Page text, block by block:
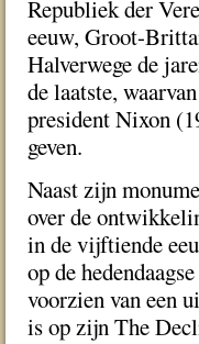
Republiek der
eeuw, Groot-
Halverwege de
de laatste,
president Nixon
geven.
Naast zijn
over de
in de vijftiende
op de
voorzien van een
is op zijn The